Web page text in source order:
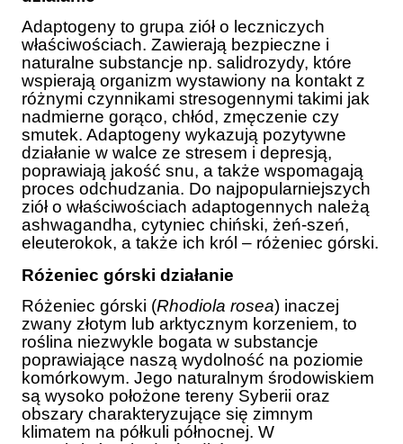
Adaptogeny to grupa ziół o leczniczych
właściwościach. Zawierają bezpieczne i
naturalne substancje np. salidrozydy, które
wspierają organizm wystawiony na kontakt z
różnymi czynnikami stresogennymi takimi jak
nadmierne gorąco, chłód, zmęczenie czy
smutek. Adaptogeny wykazują pozytywne
działanie w walce ze stresem i depresją,
poprawiają jakość snu, a także wspomagają
proces odchudzania. Do najpopularniejszych
ziół o właściwościach adaptogennych należą
ashwagandha, cytyniec chiński, żeń-szeń,
eleuterokok, a także ich król – różeniec górski.
Różeniec górski działanie
Różeniec górski (Rhodiola rosea) inaczej
zwany złotym lub arktycznym korzeniem, to
roślina niezwykle bogata w substancje
poprawiające naszą wydolność na poziomie
komórkowym. Jego naturalnym środowiskiem
są wysoko położone tereny Syberii oraz
obszary charakteryzujące się zimnym
klimatem na półkuli północnej. W